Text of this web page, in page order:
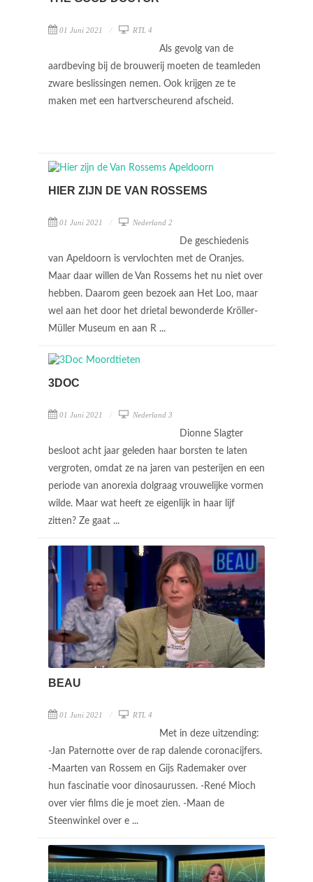
01 Juni 2021 RTL 4
Als gevolg van de
aardbeving bij de brouwerij moeten de teamleden
zware beslissingen nemen. Ook krijgen ze te
maken met een hartverscheurend afscheid.
HIER ZIJN DE VAN ROSSEMS
01 Juni 2021 Nederland 2
De geschiedenis
van Apeldoorn is vervlochten met de Oranjes.
Maar daar willen de Van Rossems het nu niet over
hebben. Daarom geen bezoek aan Het Loo, maar
wel aan het door het drietal bewonderde Kröller-
Müller Museum en aan R ...
3DOC
01 Juni 2021 Nederland 3
Dionne Slagter
besloot acht jaar geleden haar borsten te laten
vergroten, omdat ze na jaren van pesterijen en een
periode van anorexia dolgraag vrouwelijke vormen
wilde. Maar wat heeft ze eigenlijk in haar lijf
zitten? Ze gaat ...
BEAU
01 Juni 2021 RTL 4
Met in deze uitzending:
-Jan Paternotte over de rap dalende coronacijfers.
-Maarten van Rossem en Gijs Rademaker over
hun fascinatie voor dinosaurussen. -René Mioch
over vier films die je moet zien. -Maan de
Steenwinkel over e ...